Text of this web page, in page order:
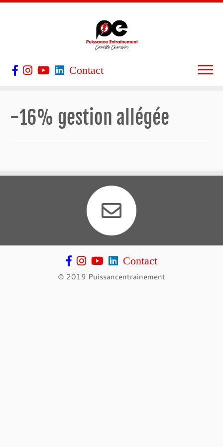
Contact
-16% gestion allégée
Contact
© 2019 Puissancentrainement